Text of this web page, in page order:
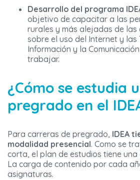
Desarrollo del programa
objetivo de capacitar a las
rurales y más alejadas de las
sobre el uso del Internet y las
Información y la
trabajar.
¿Cómo se estudia
pregrado en el
Para carreras de pregrado, IDEA
modalidad presencial. Como se
corta, el plan de estudios tiene una
La carga de contenido por cada
asignaturas.